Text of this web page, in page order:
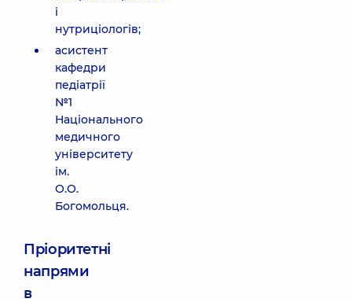
і
нутриціологів;
асистент
кафедри
педіатрії
№1
Національного
медичного
університету
ім.
О.О.
Богомольця.
Пріоритетні
напрями
в